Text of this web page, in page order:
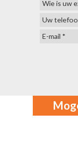
Wie is uw
Uw
E-mail *